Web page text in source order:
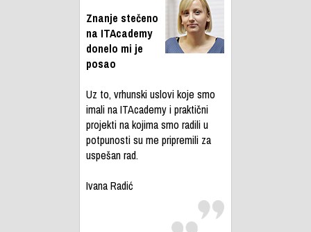
Znanje stečeno
na ITAcademy
donelo mi je
posao
Uz to, vrhunski uslovi koje smo
imali na ITAcademy i praktični
projekti na kojima smo radili u
potpunosti su me pripremili za
uspešan rad.
Ivana Radić